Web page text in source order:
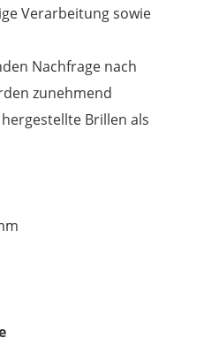
Verarbeitung sowie
Nachfrage nach
zunehmend
Brillen als